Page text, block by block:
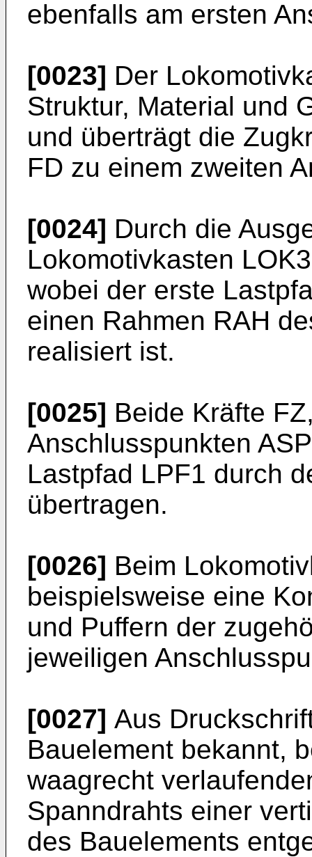
ebenfalls am ersten
[0023] Der
Struktur, Material und
und überträgt die
FD zu einem zweiten
[0024] Durch die
Lokomotivkasten
wobei der erste
einen Rahmen RAH
realisiert ist.
[0025] Beide Kräfte
Anschlusspunkten
Lastpfad LPF1 durch
übertragen.
[0026] Beim
beispielsweise eine
und Puffern der
jeweiligen
[0027] Aus
Bauelement bekannt,
waagrecht
Spanndrahts einer
des Bauelements